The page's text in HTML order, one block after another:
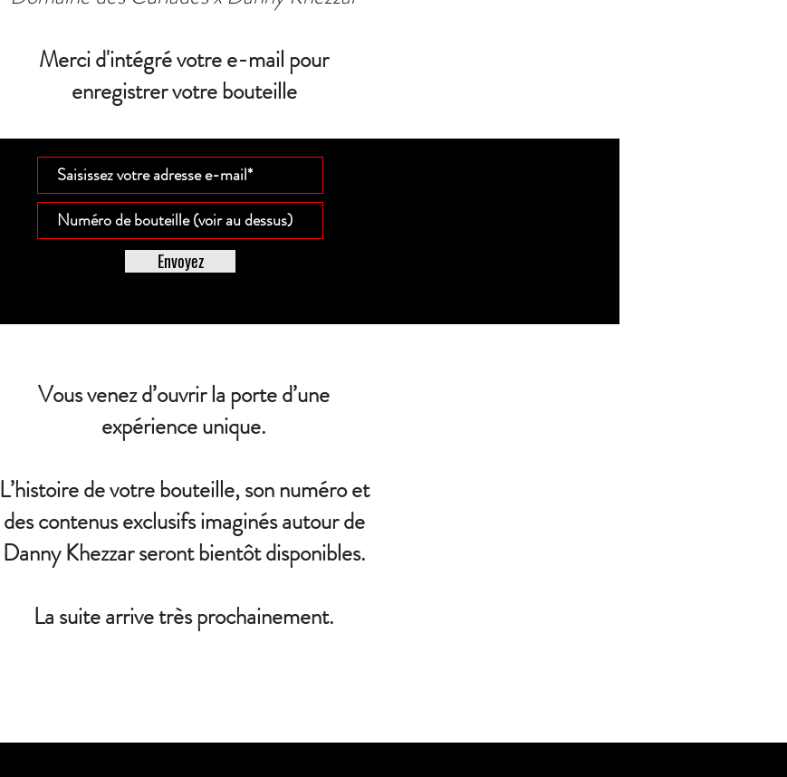
Merci d'intégré votre e-mail pour
enregistrer votre bouteille
Envoyez
Vous venez d’ouvrir la porte d’une
expérience unique.
L’histoire de votre bouteille, son numéro et
des contenus exclusifs imaginés autour de
Danny Khezzar seront bientôt disponibles.
La suite arrive très prochainement.